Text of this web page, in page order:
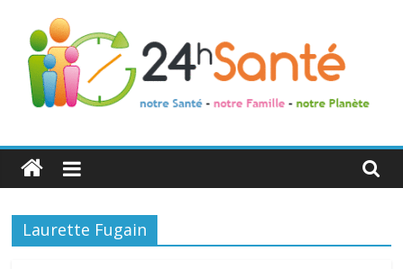
24h
Santé
LaLaurette Fugain